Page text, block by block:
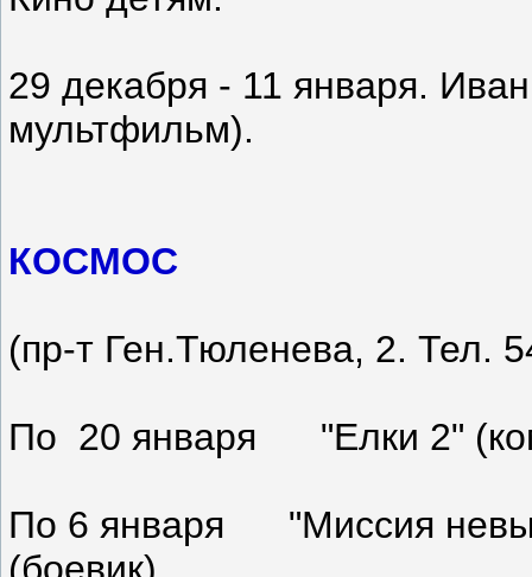
29 декабря - 11 января.
мультфильм).
КОСМОС
(пр-т Ген.Тюленева, 2. Тел.
По 20 января "Елки 2"
По 6 января "Миссия